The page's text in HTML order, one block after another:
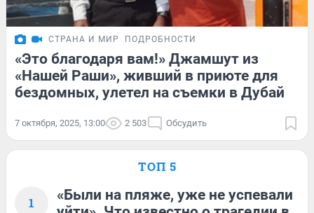
СТРАНА И МИР ПОДРОБНОСТИ
«Это благодаря вам!» Джамшут из
«Нашей Раши», живший в приюте для
бездомных, улетел на съемки в Дубай
7 октября, 2025, 13:00 2 503 Обсудить
ТОП 5
1
«Были на пляже, уже не успевали